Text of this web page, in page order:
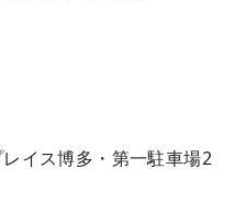
イス博多・第一駐車場2